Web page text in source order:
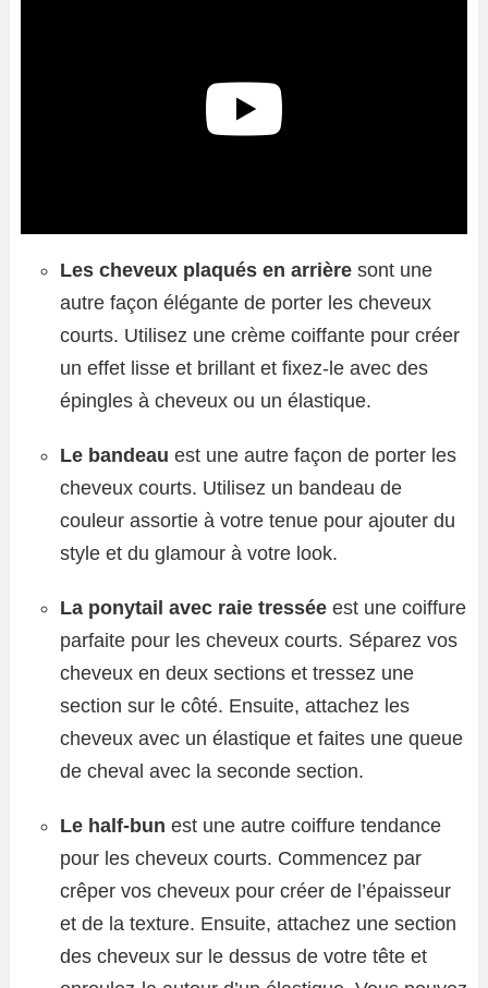
Les cheveux plaqués en arrière sont une
autre façon élégante de porter les cheveux
courts. Utilisez une crème coiffante pour créer
un effet lisse et brillant et fixez-le avec des
épingles à cheveux ou un élastique.
Le bandeau est une autre façon de porter les
cheveux courts. Utilisez un bandeau de
couleur assortie à votre tenue pour ajouter du
style et du glamour à votre look.
La ponytail avec raie tressée est une coiffure
parfaite pour les cheveux courts. Séparez vos
cheveux en deux sections et tressez une
section sur le côté. Ensuite, attachez les
cheveux avec un élastique et faites une queue
de cheval avec la seconde section.
Le half-bun est une autre coiffure tendance
pour les cheveux courts. Commencez par
crêper vos cheveux pour créer de l’épaisseur
et de la texture. Ensuite, attachez une section
des cheveux sur le dessus de votre tête et